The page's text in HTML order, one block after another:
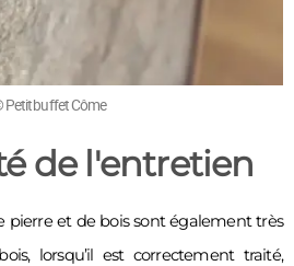
Petit buffet Côme
de l'entretien
pierre et de bois sont également très
lorsqu’il est correctement traité,